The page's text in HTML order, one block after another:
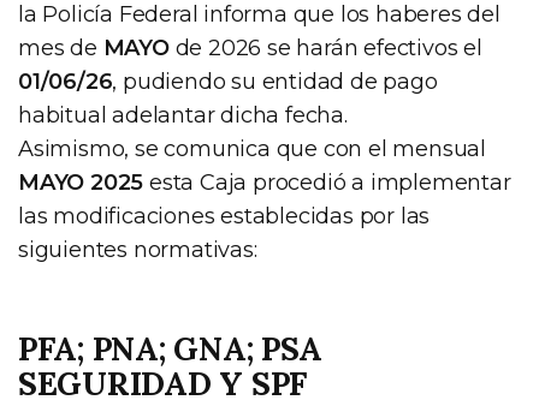
la Policía Federal informa que los haberes del
mes de MAYOde 2026 se harán efectivos el
01/06/26, pudiendo su entidad de pago
habitual adelantar dicha fecha.
Asimismo, se comunica que con el mensual
MAYO 2025 esta Caja procedió a implementar
las modificaciones establecidas por las
siguientes normativas:
PFA; PNA; GNA; PSA
SEGURIDAD Y SPF